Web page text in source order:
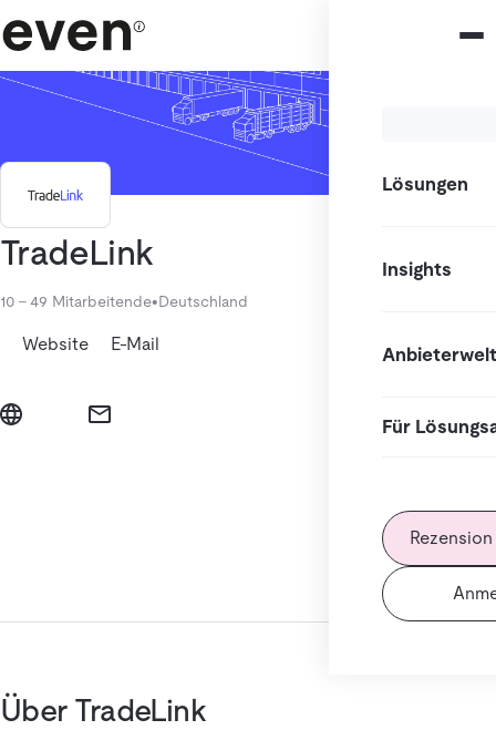
Lösungen
Insights
Anbieterwelt
Für
TradeLink
10 - 49 Mitarbeitende•Deutschland
Website E-Mail
Über TradeLink